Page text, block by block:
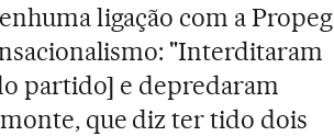
ligação com a Propeg
"Interditaram
partido] e depredaram
que diz ter tido dois